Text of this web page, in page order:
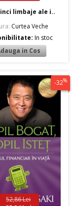
limbaje ale i..
Curtea Veche
In stoc
-32%
52,86 Lei